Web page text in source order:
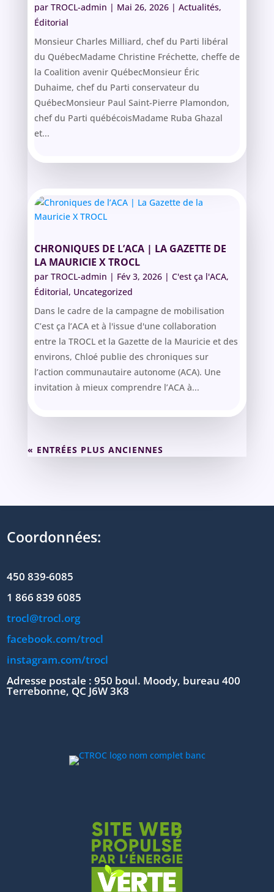
par TROCL-admin | Mai 26, 2026| Actualités,
Éditorial
Monsieur Charles Milliard, chef du Parti libéral
du QuébecMadame Christine Fréchette, cheffe de
la Coalition avenir QuébecMonsieur Éric
Duhaime, chef du Parti conservateur du
QuébecMonsieur Paul Saint-Pierre Plamondon,
chef du Parti québécoisMadame Ruba Ghazal
et...
CHRONIQUES DE L’ACA | LA GAZETTE DE
LA MAURICIE X TROCL
par TROCL-admin | Fév 3, 2026| C'est ça l'ACA,
Éditorial, Uncategorized
Dans le cadre de la campagne de mobilisation
C’est ça l’ACA et à l'issue d'une collaboration
entre la TROCL et la Gazette de la Mauricie et des
environs, Chloé publie des chroniques sur
l’action communautaire autonome (ACA). Une
invitation à mieux comprendre l’ACA à...
« ENTRÉES PLUS ANCIENNES
Coordonnées:
450 839-6085
1 866 839 6085
trocl@trocl.org
facebook.com/trocl
instagram.com/trocl
Adresse postale : 950 boul. Moody, bureau 400
Terrebonne, QC J6W 3K8